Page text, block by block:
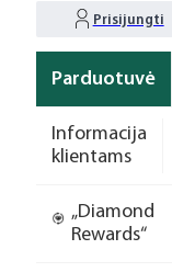
Prisijungti
Parduotuvė
Informacija
klientams
„Diamond
Rewards“